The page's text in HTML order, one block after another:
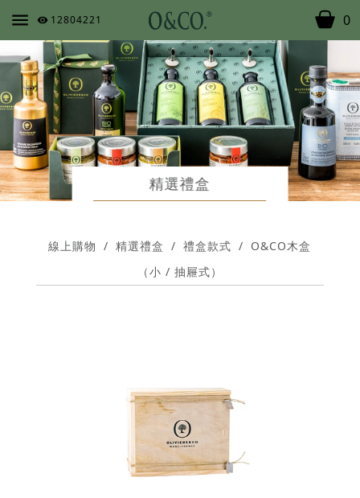
12804221 0
精選禮盒
線上購物 / 精選禮盒 / 禮盒款式 / O&CO木盒
（小 / 抽屜式）